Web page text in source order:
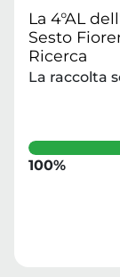
La 4°AL
Sesto
Ricerca
La raccolta
100%